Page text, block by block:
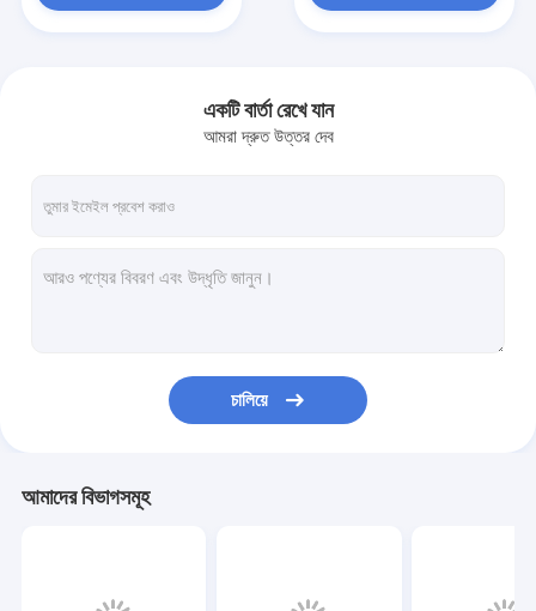
একটি বার্তা রেখে যান
আমরা দ্রুত উত্তর দেব
চালিয়ে
আমাদের বিভাগসমূহ